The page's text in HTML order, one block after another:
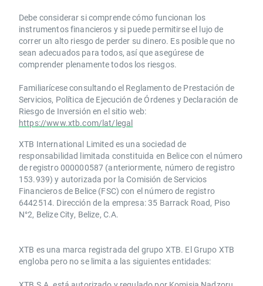
Debe considerar si comprende cómo funcionan los
instrumentos financieros y si puede permitirse el lujo de
correr un alto riesgo de perder su dinero. Es posible que no
sean adecuados para todos, así que asegúrese de
comprender plenamente todos los riesgos.
Familiarícese consultando el Reglamento de Prestación de
Servicios, Política de Ejecución de Órdenes y Declaración de
Riesgo de Inversión en el sitio web:
https://www.xtb.com/lat/legal
XTB International Limited es una sociedad de
responsabilidad limitada constituida en Belice con el número
de registro 000000587 (anteriormente, número de registro
153.939) y autorizada por la Comisión de Servicios
Financieros de Belice (FSC) con el número de registro
6442514. Dirección de la empresa: 35 Barrack Road, Piso
N°2, Belize City, Belize, C.A.
​​XTB es una marca registrada del grupo XTB. El Grupo XTB
engloba pero no se limita a las siguientes entidades: